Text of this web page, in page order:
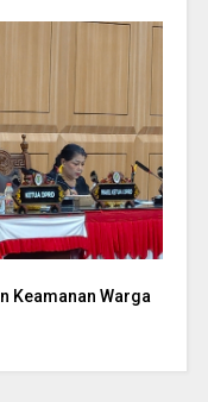
Keamanan Warga